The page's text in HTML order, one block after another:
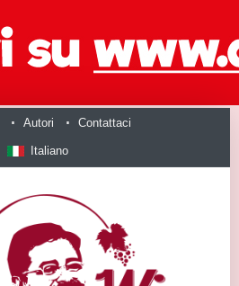
Autori Contattaci
Italiano